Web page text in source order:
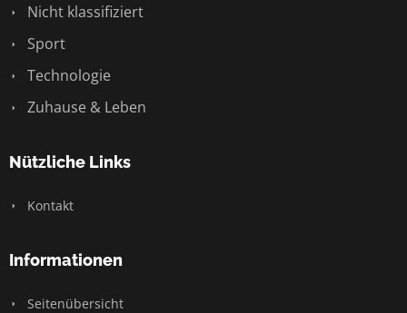
Nicht klassifiziert
Sport
Technologie
Zuhause & Leben
Nützliche Links
Kontakt
Informationen
Seitenübersicht